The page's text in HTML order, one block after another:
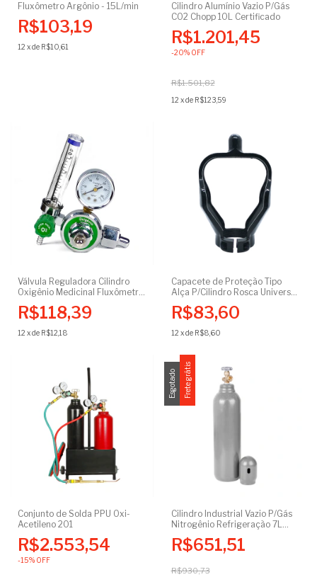
Fluxômetro Argônio - 15L/min
R$103,19
12 xde R$10,61
Cilindro Alumínio Vazio P/Gás
CO2 Chopp 10L Certificado
R$1.201,45
-20% OFF
R$1.501,82
12 xde R$123,59
Válvula Reguladora Cilindro
Oxigênio Medicinal Fluxômetro
R$118,39
12 xde R$12,18
Capacete de Proteção Tipo
Alça P/Cilindro Rosca Universal
R$83,60
12 xde R$8,60
Conjunto de Solda PPU Oxi-
Acetileno 201
R$2.553,54
-15% OFF
Esgotado Frete grátis
Cilindro Industrial Vazio P/Gás
Nitrogênio Refrigeração 7L
1m³ Certificado
R$651,51
R$930,73